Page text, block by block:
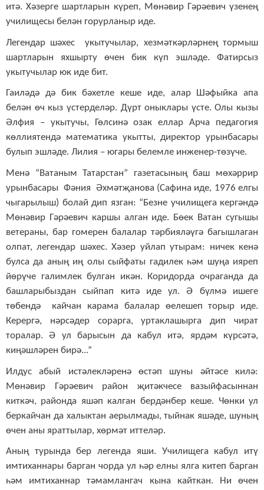
итә. Хәзерге шартларын күреп, Мөнәвир Гәрәевич үзенең
училищесы белән горурланыр иде.
Легендар шәхес укытучылар, хезмәткәрләрнең тормыш
шартларын яхшырту өчен бик күп эшләде. Фатирсыз
укытучылар юк иде бит.
Гаиләдә дә бик бәхетле кеше иде, алар Шәфыйка апа
белән өч кыз үстерделәр. Дүрт оныклары үсте. Олы кызы
Әлфия – укытучы, Гөлсинә озак еллар Арча педагогия
көллиятендә математика укытты, директор урынбасары
булып эшләде. Лилия – югары белемле инженер-төзүче.
Менә “Ватаным Татарстан” газетасының баш мөхәррир
урынбасары Фәния Әхмәтҗанова (Сафина иде, 1976 елгы
чыгарылыш) болай дип язган: “Безне училищега кергәндә
Мөнәвир Гәрәевич каршы алган иде. Бөек Ватан сугышы
ветераны, бар гомерен балалар тәрбияләүгә багышлаган
олпат, легендар шәхес. Хәзер уйлап утырам: ничек кенә
булса да аның иң олы сыйфаты гадилек һәм шуңа ияреп
йөрүче галимлек булган икән. Коридорда очраганда да
башларыбыздан сыйпап китә иде ул. Ә бүлмә ишеге
төбендә кайчан карама балалар өелешеп торыр иде.
Керергә, нәрсәдер сорарга, уртаклашырга дип чират
торалар. Ә ул барысын да кабул итә, ярдәм күрсәтә,
киңәшләрен бирә...”
Илдус абый истәлекләренә өстәп шуны әйтәсе килә:
Мөнәвир Гәрәевич район җитәкчесе вазыйфасыннан
киткәч, районда яшәп калган бердәнбер кеше. Чөнки ул
беркайчан да халыктан аерылмады, тыйнак яшәде, шуның
өчен аны яраттылар, хөрмәт иттеләр.
Аның турында бер легенда яши. Училищега кабул итү
имтиханнары барган чорда ул һәр елны ялга китеп барган
һәм имтиханнар тәмамлангач кына кайткан. Ни өчен